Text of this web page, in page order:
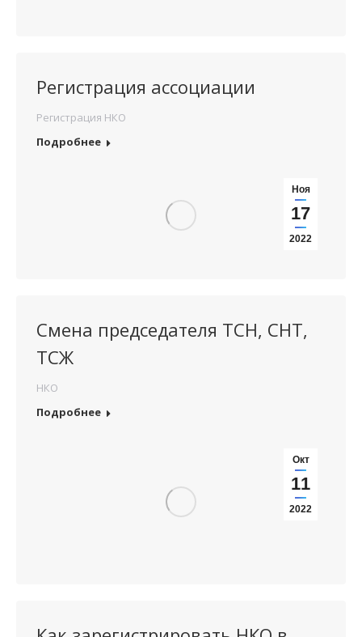
Регистрация ассоциации
Регистрация НКО
Подробнее
Ноя
17
2022
Смена председателя ТСН, СНТ,
ТСЖ
НКО
Подробнее
Окт
11
2022